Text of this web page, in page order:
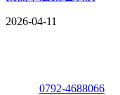
2026-04-11
0792-4688066